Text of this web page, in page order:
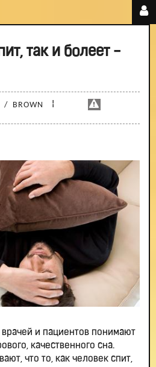
так и болеет -
/ BROWN ¦
и пациентов понимают
качественного сна.
что то, как человек спит,